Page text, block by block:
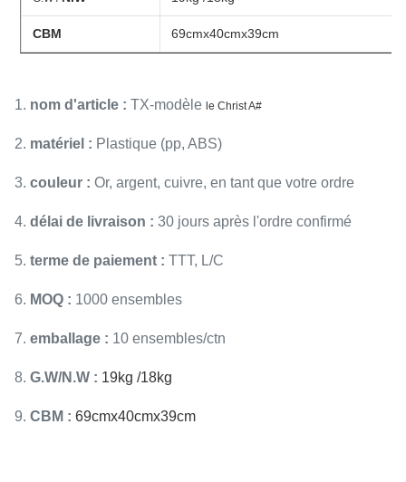
CBM 69cmx40cmx39cm
1. nom d'article : TX-modèle le Christ A#
2. matériel : Plastique (pp, ABS)
3. couleur : Or, argent, cuivre, en tant que votre ordre
4. délai de livraison : 30 jours après l'ordre confirmé
5. terme de paiement : TTT, L/C
6. MOQ : 1000 ensembles
7. emballage : 10 ensembles/ctn
8. G.W/N.W : 19kg /18kg
9. CBM : 69cmx40cmx39cm